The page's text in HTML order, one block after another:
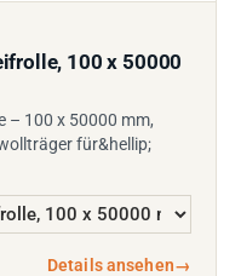
100 x 50000
– 100 x 50000 mm,
für&hellip;
Details ansehen→